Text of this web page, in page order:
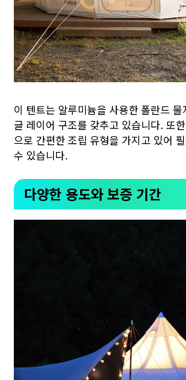
이 텐트는 알루미늄을 사용한 폴란드
글 레이어 구조를 갖추고 있습니다. 또
으로 간편한 조립 유형을 가지고 있어
수 있습니다.
다양한 용도와 보증 기간